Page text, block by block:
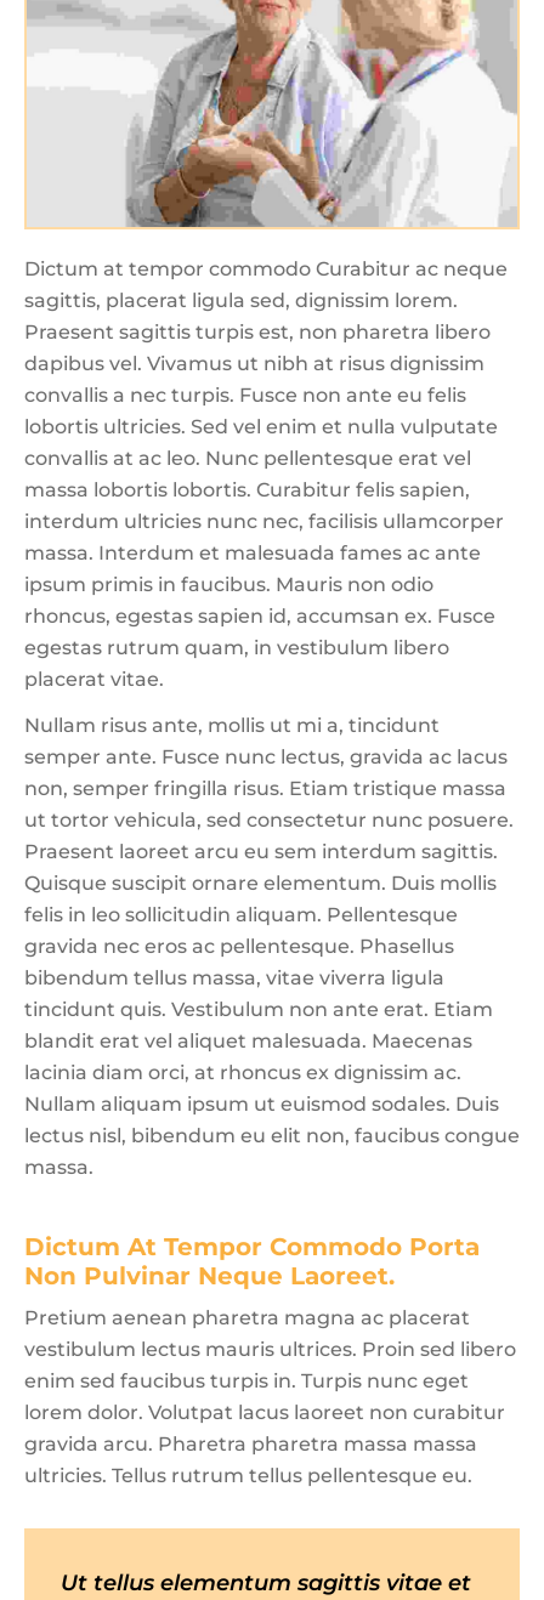
Dictum at tempor commodo Curabitur ac neque
sagittis, placerat ligula sed, dignissim lorem.
Praesent sagittis turpis est, non pharetra libero
dapibus vel. Vivamus ut nibh at risus dignissim
convallis a nec turpis. Fusce non ante eu felis
lobortis ultricies. Sed vel enim et nulla vulputate
convallis at ac leo. Nunc pellentesque erat vel
massa lobortis lobortis. Curabitur felis sapien,
interdum ultricies nunc nec, facilisis ullamcorper
massa. Interdum et malesuada fames ac ante
ipsum primis in faucibus. Mauris non odio
rhoncus, egestas sapien id, accumsan ex. Fusce
egestas rutrum quam, in vestibulum libero
placerat vitae.
Nullam risus ante, mollis ut mi a, tincidunt
semper ante. Fusce nunc lectus, gravida ac lacus
non, semper fringilla risus. Etiam tristique massa
ut tortor vehicula, sed consectetur nunc posuere.
Praesent laoreet arcu eu sem interdum sagittis.
Quisque suscipit ornare elementum. Duis mollis
felis in leo sollicitudin aliquam. Pellentesque
gravida nec eros ac pellentesque. Phasellus
bibendum tellus massa, vitae viverra ligula
tincidunt quis. Vestibulum non ante erat. Etiam
blandit erat vel aliquet malesuada. Maecenas
lacinia diam orci, at rhoncus ex dignissim ac.
Nullam aliquam ipsum ut euismod sodales. Duis
lectus nisl, bibendum eu elit non, faucibus congue
massa.
Dictum At Tempor Commodo Porta
Non Pulvinar Neque Laoreet.
Pretium aenean pharetra magna ac placerat
vestibulum lectus mauris ultrices. Proin sed libero
enim sed faucibus turpis in. Turpis nunc eget
lorem dolor. Volutpat lacus laoreet non curabitur
gravida arcu. Pharetra pharetra massa massa
ultricies. Tellus rutrum tellus pellentesque eu.
Ut tellus elementum sagittis vitae et
Nullam tortor velit, blandit at nulla
Pharetra finibus. Sed libero eros,